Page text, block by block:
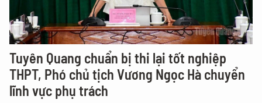
Tuyên Quang chuẩn bị thi lại tốt nghiệp
THPT, Phó chủ tịch Vương Ngọc Hà chuyển
lĩnh vực phụ trách